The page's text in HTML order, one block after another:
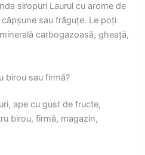
siropuri Laurul cu arome de
sau frăguțe. Le poți
carbogazoasă, gheață,
birou sau firmă?
ape cu gust de fructe,
birou, firmă, magazin,